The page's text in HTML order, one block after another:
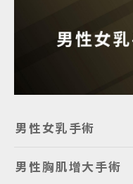
男性女乳手術
男性胸肌增大手術